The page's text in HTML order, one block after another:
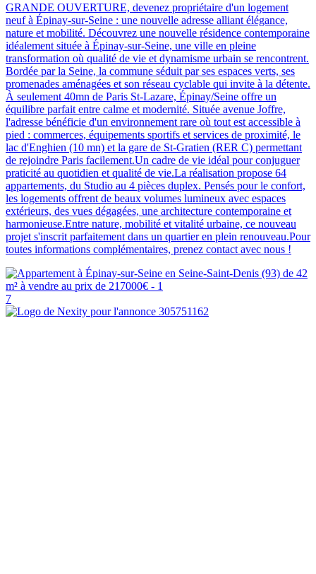
GRANDE OUVERTURE, devenez propriétaire d'un logement
neuf à Épinay-sur-Seine : une nouvelle adresse alliant élégance,
nature et mobilité. Découvrez une nouvelle résidence contemporaine
idéalement située à Épinay-sur-Seine, une ville en pleine
transformation où qualité de vie et dynamisme urbain se rencontrent.
Bordée par la Seine, la commune séduit par ses espaces verts, ses
promenades aménagées et son réseau cyclable qui invite à la détente.
À seulement 40mn de Paris St-Lazare, Épinay/Seine offre un
équilibre parfait entre calme et modernité. Située avenue Joffre,
l'adresse bénéficie d'un environnement rare où tout est accessible à
pied : commerces, équipements sportifs et services de proximité, le
lac d'Enghien (10 mn) et la gare de St-Gratien (RER C) permettant
de rejoindre Paris facilement.Un cadre de vie idéal pour conjuguer
praticité au quotidien et qualité de vie.La réalisation propose 64
appartements, du Studio au 4 pièces duplex. Pensés pour le confort,
les logements offrent de beaux volumes lumineux avec espaces
extérieurs, des vues dégagées, une architecture contemporaine et
harmonieuse.Entre nature, mobilité et vitalité urbaine, ce nouveau
projet s'inscrit parfaitement dans un quartier en plein renouveau.Pour
toutes informations complémentaires, prenez contact avec nous !
7